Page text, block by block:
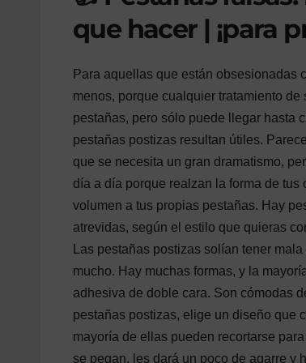
que hacer | ¡para
Para aquellas que están obsesionadas
menos, porque cualquier tratamiento
pestañas, pero sólo puede llegar hasta
pestañas postizas resultan útiles.
que se necesita un gran dramatismo,
día a día porque realzan la forma de
volumen a tus propias pestañas. Hay
atrevidas, según el estilo que quieras
Las pestañas postizas solían tener
mucho. Hay muchas formas, y la
adhesiva de doble cara. Son cómodas
pestañas postizas, elige un diseño que
mayoría de ellas pueden recortarse
se pegan, les dará un poco de agarre y